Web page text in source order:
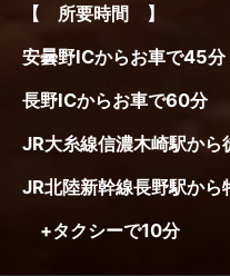
【 所要時間 】
安曇野ICからお車で45分
長野ICからお車で60分
JR大糸線信濃木崎駅から
JR北陸新幹線長野駅か
+タクシーで10分